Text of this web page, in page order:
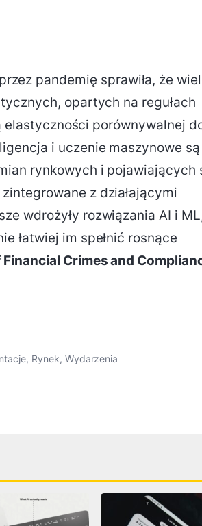
pandemię sprawiła, że
opartych na regułach
porównywalnej
i uczenie maszynowe są
rynkowych i pojawiających
z działającymi
wdrożyły rozwiązania AI i
łatwiej im spełnić rosnące
Crimes and
, Rynek, Wydarzenia